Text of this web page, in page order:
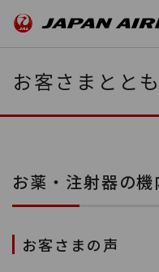
お客さまとと
お薬・注射器の
お客さまの声